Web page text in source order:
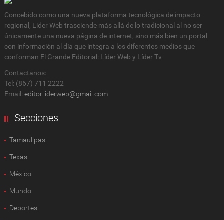
Concebido como una nueva plataforma tecnológica de impacto
regional, Lider Web trasciende más allá de lo tradicional al no ser
únicamente una nueva página de internet, sino más bien un portal
con información al día que integra a los diferentes medios que
conforman El Grande Editorial: Líder Web y Líder Tv
Contactanos:
Tel: (867) 711 2222
Email: editor.liderweb@gmail.com
Secciones
Tamaulipas
Texas
México
Mundo
Deportes